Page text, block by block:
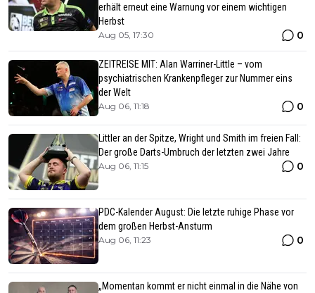
erhält erneut eine Warnung vor einem wichtigen
Herbst
Aug 05, 17:30 0
ZEITREISE MIT: Alan Warriner-Little – vom
psychiatrischen Krankenpfleger zur Nummer eins
der Welt
Aug 06, 11:18 0
Littler an der Spitze, Wright und Smith im freien Fall:
Der große Darts-Umbruch der letzten zwei Jahre
Aug 06, 11:15 0
PDC-Kalender August: Die letzte ruhige Phase vor
dem großen Herbst-Ansturm
Aug 06, 11:23 0
„Momentan kommt er nicht einmal in die Nähe von